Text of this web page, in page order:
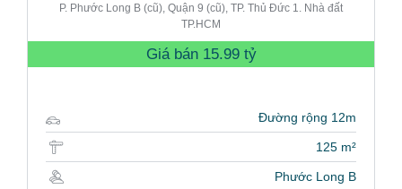
P. Phước Long B (cũ), Quận 9 (cũ), TP. Thủ Đức 1. Nhà đất
TP.HCM
Giá bán 15.99 tỷ
Đường rộng 12m
125 m²
Phước Long B